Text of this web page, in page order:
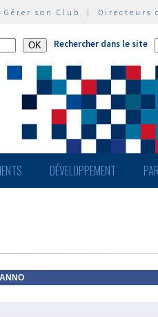
Gérer son Club | Directeurs
Rechercher dans le site
DÉVELOPPEMENT